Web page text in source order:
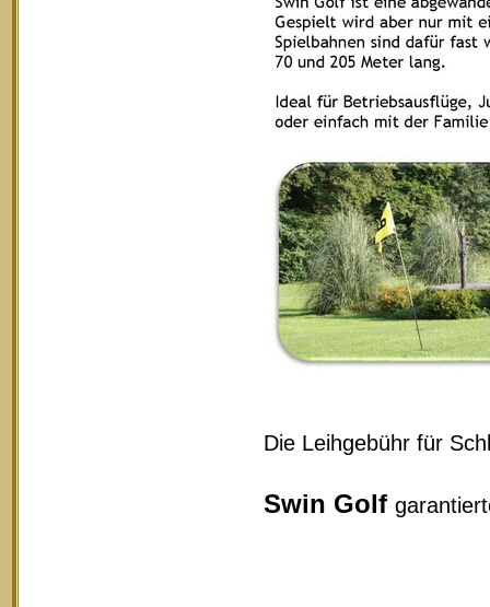
Die Leihgebühr für
Swin Golf